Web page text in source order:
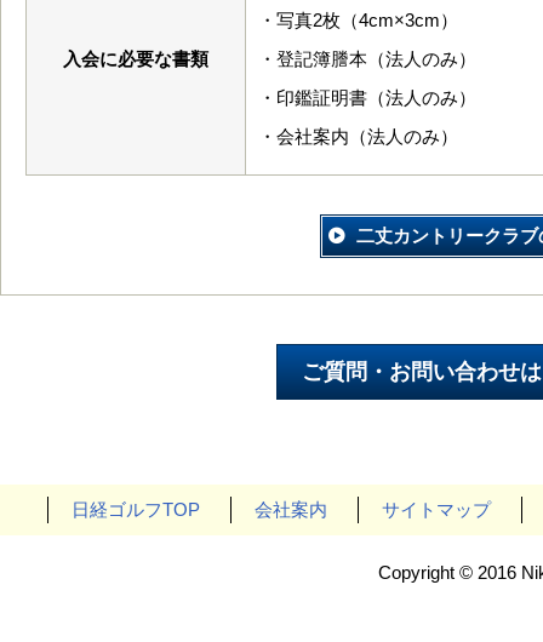
入会に必要な書類
・写真2枚（4cm×3cm）
・登記簿謄本（法人のみ）
・印鑑証明書（法人のみ）
・会社案内（法人のみ）
二丈カントリークラ
日経ゴルフTOP 会社案内 サイトマップ
Copyright © 2016